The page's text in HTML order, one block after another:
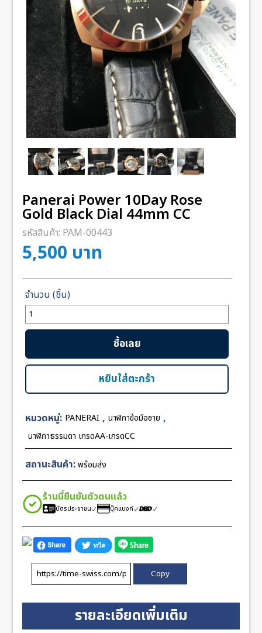
Panerai Power 10Day Rose
Gold Black Dial 44mm CC
รหัสสินค้า: PAM-00443
5,500 บาท
จำนวน
Panerai
Power
Rose
Black
44mm
CC
ชิ้น
หยิบใส่ตะกร้า
ซื้อเลย
หมวดหมู่: PANERAI , นาฬิกาข้อมือชาย ,
นาฬิกาธรรมดา เกรดAA-เกรดCC
สถานะสินค้า:พร้อมส่ง
ร้านนี้ยืนยันตัวตนแล้ว
บัตรประชาชน บุ๊คแบงก์
Copy
รายละเอียดเพิ่มเติม